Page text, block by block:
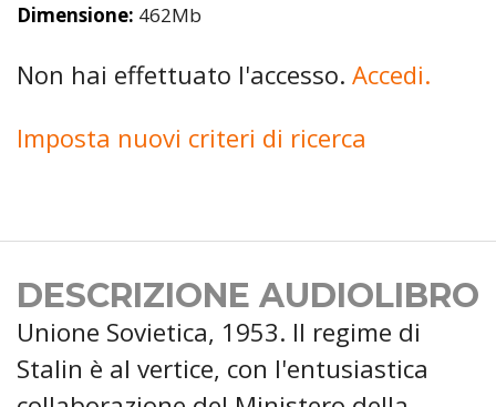
Dimensione: 462Mb
Non hai effettuato l'accesso. Accedi.
Imposta nuovi criteri di ricerca
DESCRIZIONE AUDIOLIBRO
Unione Sovietica, 1953. Il regime di
Stalin è al vertice, con l'entusiastica